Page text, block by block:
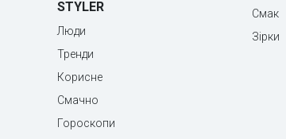
STYLER
Люди
Тренди
Корисне
Смачно
Гороскопи
Смак
Зірки